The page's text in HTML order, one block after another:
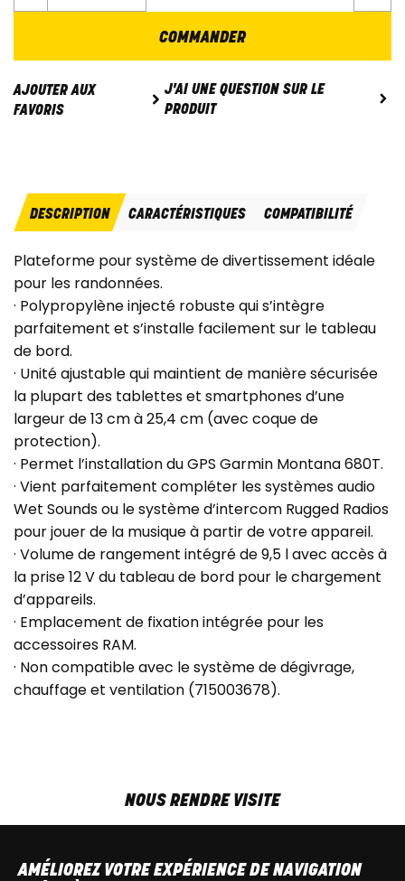
COMMANDER
AJOUTER AUX
FAVORIS
J'AI UNE QUESTION SUR LE
PRODUIT
DESCRIPTION CARACTÉRISTIQUES COMPATIBILITÉ
Plateforme pour système de divertissement idéale
pour les randonnées.
· Polypropylène injecté robuste qui s’intègre
parfaitement et s’installe facilement sur le tableau
de bord.
· Unité ajustable qui maintient de manière sécurisée
la plupart des tablettes et smartphones d’une
largeur de 13 cm à 25,4 cm (avec coque de
protection).
· Permet l’installation du GPS Garmin Montana 680T.
· Vient parfaitement compléter les systèmes audio
Wet Sounds ou le système d’intercom Rugged Radios
pour jouer de la musique à partir de votre appareil.
· Volume de rangement intégré de 9,5 l avec accès à
la prise 12 V du tableau de bord pour le chargement
d’appareils.
· Emplacement de fixation intégrée pour les
accessoires RAM.
· Non compatible avec le système de dégivrage,
chauffage et ventilation (715003678).
NOUS RENDRE VISITE
SAM9h00 - 13h30
AMÉLIOREZ VOTRE EXPÉRIENCE DE NAVIGATION